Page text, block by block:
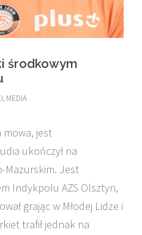
środkowym
, MEDIA
mowa, jest
ukończył na
Mazurskim. Jest
Indykpolu AZS Olsztyn,
grając w Młodej Lidze i
trafił jednak na